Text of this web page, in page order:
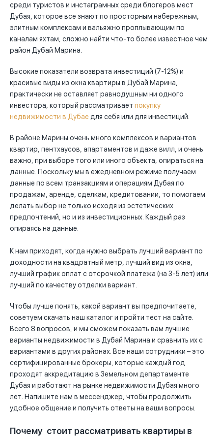
среди туристов и инстаграмных среди блогеров мест
Дубая, которое все знают по просторным набережным,
элитным комплексам и вальяжно проплывающим по
каналам яхтам, сложно найти что-то более известное чем
район Дубай Марина.
Высокие показатели возврата инвестиций (7-12%) и
красивые виды из окна квартиры в Дубай Марина,
практически не оставляет равнодушным ни одного
инвестора, который рассматривает покупку
недвижимости в Дубае для себя или для инвестиций.
В районе Марины очень много комплексов и вариантов
квартир, пентхаусов, апартаментов и даже вилл, и очень
важно, при выборе того или иного объекта, опираться на
данные. Поскольку мы в ежедневном режиме получаем
данные по всем транзакциям и операциям Дубая по
продажам, аренде, сделкам, кредитовании, то помогаем
делать выбор не только исходя из эстетических
предпочтений, но и из инвестиционных. Каждый раз
опираясь на данные.
К нам приходят, когда нужно выбрать лучший вариант по
доходности на квадратный метр, лучший вид из окна,
лучший график оплат с отсрочкой платежа (на 3-5 лет) или
лучший по качеству отделки вариант.
Чтобы лучше понять, какой вариант вы предпочитаете,
советуем скачать наш каталог и пройти тест на сайте.
Всего 8 вопросов, и мы сможем показать вам лучшие
варианты недвижимости в Дубай Марина и сравнить их с
вариантами в других районах. Все наши сотрудники – это
сертифицированные брокеры, которые каждый год
проходят аккредитацию в Земельном департаменте
Дубая и работают на рынке недвижимости Дубая много
лет. Напишите нам в мессенджер, чтобы продолжить
удобное общение и получить ответы на ваши вопросы.
Почему стоит рассматривать квартиры в